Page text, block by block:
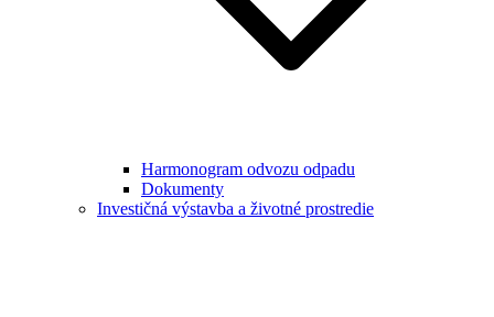
Harmonogram odvozu odpadu
Dokumenty
Investičná výstavba a životné prostredie